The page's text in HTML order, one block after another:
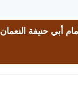
أبي حنيفة النعمان